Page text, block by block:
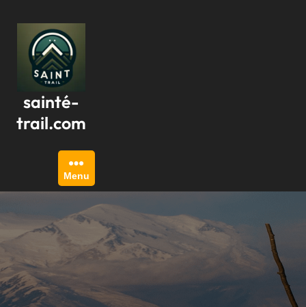
contenu
sainté-
trail.com
Menu